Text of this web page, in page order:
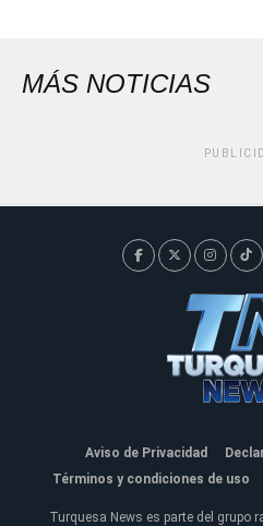
MÁS NOTICIAS
Aviso de Privacidad
Términos y condiciones de uso
Turquesa News es parte del grupo